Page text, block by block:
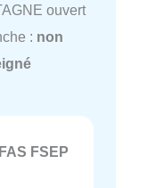
ouvert
: non
FSEP